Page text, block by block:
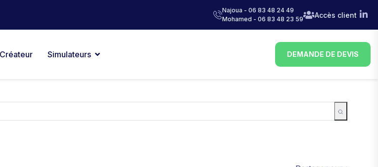
Najoua - 06 83 48 24 49
Mohamed - 06 83 48 23 59
Accès client
Créateur Simulateurs DEMANDE DE DEVIS